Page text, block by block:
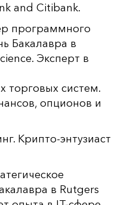
and Citibank.
программного
Бакалавра в
Эксперт в
торговых систем.
опционов и
Крипто-энтузиаст
в Rutgers